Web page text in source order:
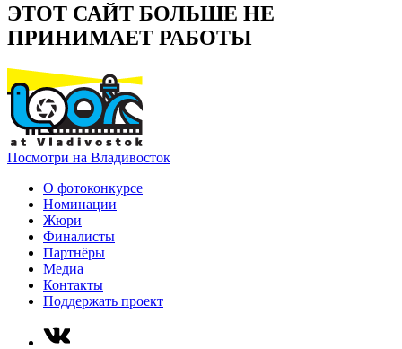
ЭТОТ САЙТ БОЛЬШЕ НЕ
ПРИНИМАЕТ РАБОТЫ
Посмотри на Владивосток
О фотоконкурсе
Номинации
Жюри
Финалисты
Партнёры
Медиа
Контакты
Поддержать проект